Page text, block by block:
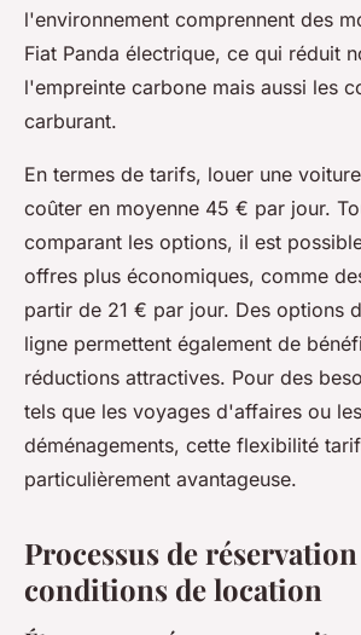
l'environnement comprennent des
Fiat Panda électrique, ce qui réduit
l'empreinte carbone mais aussi les
carburant.
En termes de tarifs, louer une
coûter en moyenne 45 € par jour.
comparant les options, il est
offres plus économiques, comme
partir de 21 € par jour. Des options
ligne permettent également de
réductions attractives. Pour des
tels que les voyages d'affaires ou les
déménagements, cette flexibilité
particulièrement avantageuse.
Processus de
conditions de location